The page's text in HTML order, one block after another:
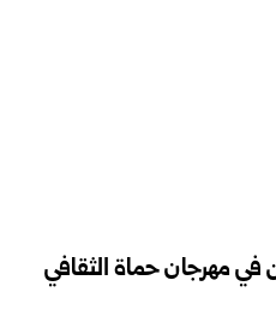
في مهرجان حماة الثقافي